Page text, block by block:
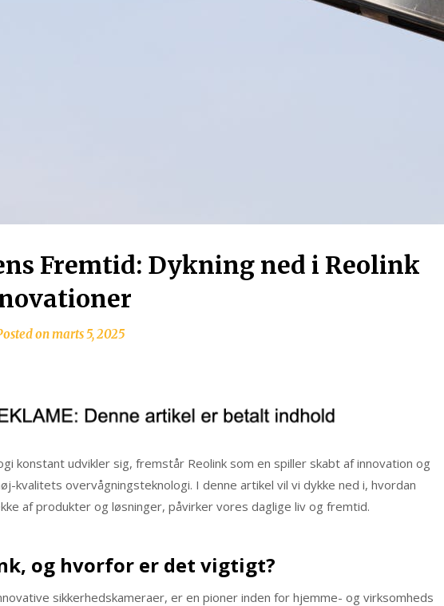
Fremtid: Dykning ned i Reolink
onmarts 5, 2025
konstant udvikler sig, fremstår Reolink som en spiller skabt af innovation og
kvalitets overvågningsteknologi. I denne artikel vil vi dykke ned i, hvordan
af produkter og løsninger, påvirker vores daglige liv og fremtid.
og hvorfor er det vigtigt?
sikkerhedskameraer, er en pioner inden for hjemme- og virksomheds